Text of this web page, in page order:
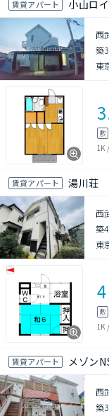
賃貸アパート 小山ロ
西
築
東
敷
1K /
賃貸アパート 湯川荘
西
築
東
4
敷
1K /
賃貸アパート メゾン
西
築